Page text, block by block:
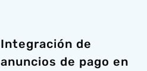
Integración de
anuncios de pago en